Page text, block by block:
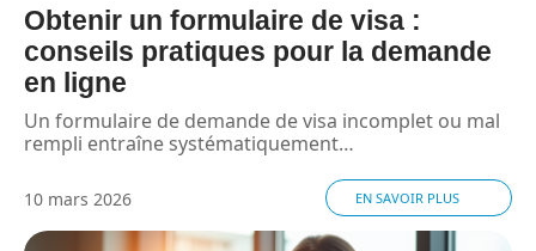
Obtenir un formulaire de visa :
conseils pratiques pour la demande
en ligne
Un formulaire de demande de visa incomplet ou mal
rempli entraîne systématiquement…
10 mars 2026 EN SAVOIR PLUS